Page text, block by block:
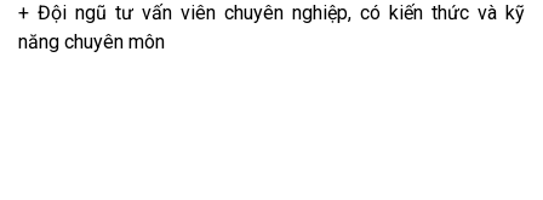
+ Đội ngũ tư vấn viên chuyên nghiệp, có kiến thức và kỹ
năng chuyên môn